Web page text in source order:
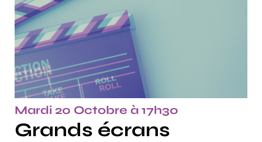
Mardi 20 Octobre à 17h30
Grands écrans